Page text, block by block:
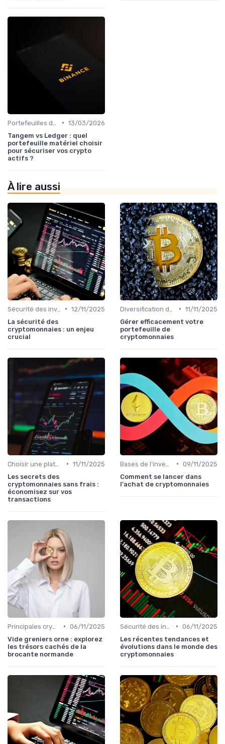
• 13/03/2026
Tangem vs Ledger : quel
portefeuille matériel choisir
pour sécuriser vos crypto
actifs ?
À lire aussi
• 12/11/2025
La sécurité des
cryptomonnaies : un enjeu
crucial
• 11/11/2025
Gérer efficacement votre
portefeuille de
cryptomonnaies
• 11/11/2025
Les secrets des
cryptomonnaies sans frais :
économisez sur vos
transactions
• 09/11/2025
Comment se lancer dans
l'achat de cryptomonnaies
• 06/11/2025
Vide greniers orne : explorez
les trésors cachés de la
brocante normande
• 06/11/2025
Les récentes tendances et
évolutions dans le monde des
cryptomonnaies